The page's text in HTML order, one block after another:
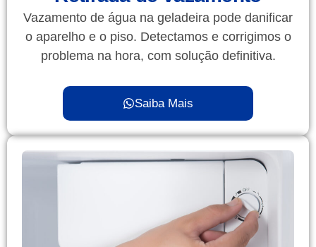
Vazamento de água na geladeira pode danificar
o aparelho e o piso. Detectamos e corrigimos o
problema na hora, com solução definitiva.
Saiba Mais